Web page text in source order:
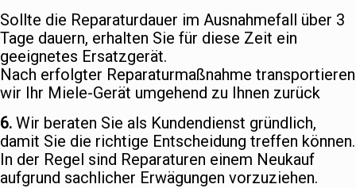
Sollte die Reparaturdauer im Ausnahmefall über 3
Tage dauern, erhalten Sie für diese Zeit ein
geeignetes Ersatzgerät.
Nach erfolgter Reparaturmaßnahme transportieren
wir Ihr Miele-Gerät umgehend zu Ihnen zurück
6. Wir beraten Sie als Kundendienst gründlich,
damit Sie die richtige Entscheidung treffen können.
In der Regel sind Reparaturen einem Neukauf
aufgrund sachlicher Erwägungen vorzuziehen.